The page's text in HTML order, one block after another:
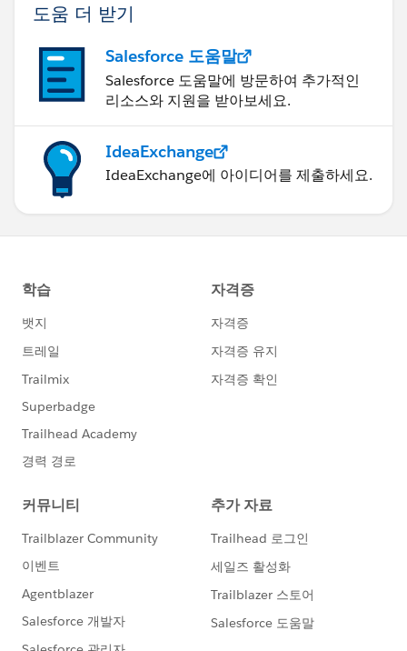
도움 더 받기
Salesforce 도움말
Salesforce 도움말에 방문하여 추가적인
리소스와 지원을 받아보세요.
IdeaExchange
IdeaExchange에 아이디어를 제출하세요.